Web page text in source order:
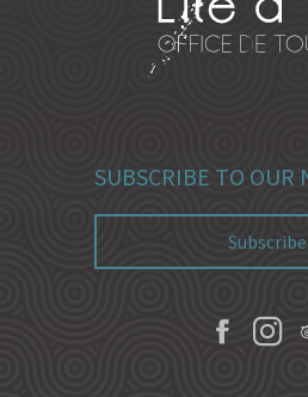
SUBSCRIBE TO OUR
Subscribe